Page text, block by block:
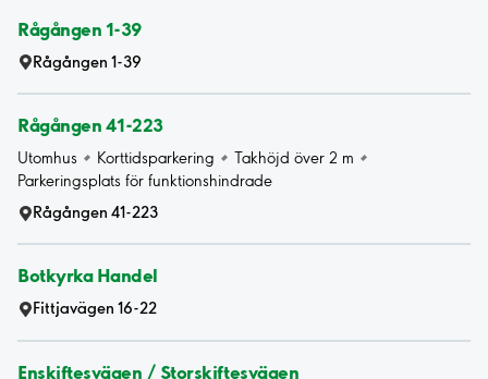
Rågången 1-39
Rågången 1-39
Rågången 41-223
Utomhus Korttidsparkering
Takhöjd över 2 m
Parkeringsplats för funktionshindrade
Rågången 41-223
Botkyrka Handel
Fittjavägen 16-22
Enskiftesvägen / Storskiftesvägen